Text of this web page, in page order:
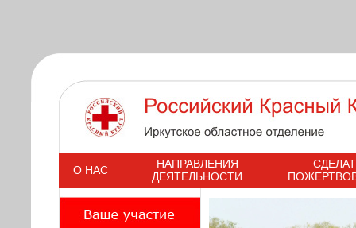
s
О НАС
НАПРАВЛЕНИЯ
ДЕЯТЕЛЬНОСТИ